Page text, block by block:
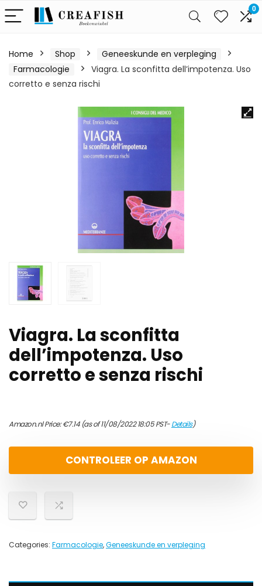
0
Home Shop
Geneeskunde en verpleging
Farmacologie
Viagra. La sconfitta dell’impotenza. Uso
corretto e senza rischi
Viagra. La sconfitta
dell’impotenza. Uso
corretto e senza rischi
Amazon.nl Price:€7.14(as of 11/08/2022 18:05 PST-Details)
CONTROLEER OP AMAZON
Categories: Farmacologie,Geneeskunde en verpleging